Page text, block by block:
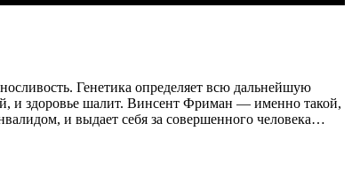
Генетика определяет всю дальнейшую
и здоровье шалит. Винсент Фриман — именно такой,
и выдает себя за совершенного человека…